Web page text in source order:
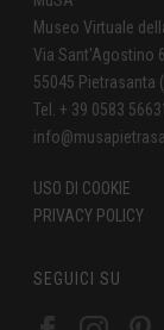
Museo Virtuale
Via Sant'Agostino
55045 Pietrasanta
Tel. + 39 0583 56631
USO DI COOKIE
PRIVACY POLICY
SEGUICI SU